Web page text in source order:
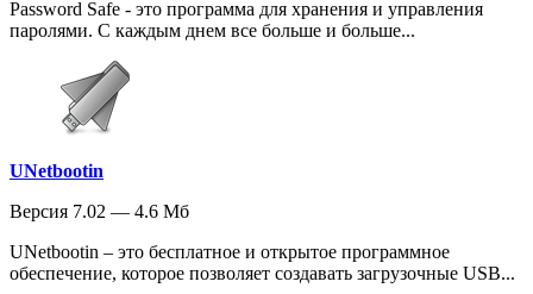
Password Safe - это программа для хранения и управления
паролями. С каждым днем все больше и больше...
UNetbootin
Версия 7.02 — 4.6 Мб
UNetbootin – это бесплатное и открытое программное
обеспечение, которое позволяет создавать загрузочные USB...